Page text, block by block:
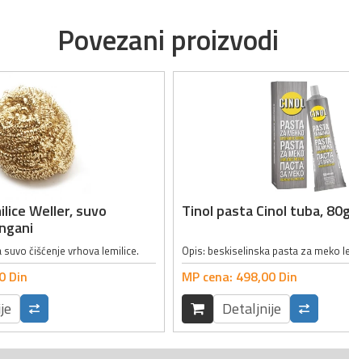
Povezani proizvodi
Weller, suvo
čišćenje vrhova lemilice.
Din
Tinol pasta Cinol tuba, 80g
MP cena: 498,00 Din
Detaljnije